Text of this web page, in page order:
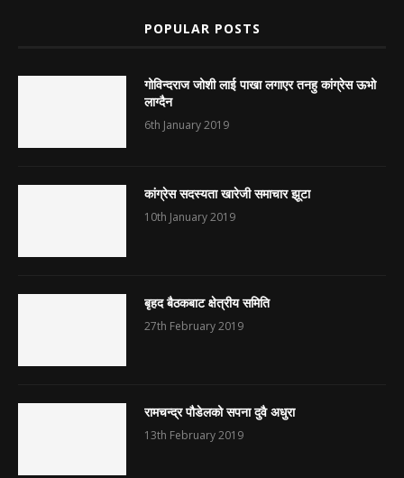
POPULAR POSTS
गोविन्दराज जोशी लाई पाखा लगाएर तनहु कांग्रेस ऊभो
लाग्दैन
6th January 2019
कांग्रेस सदस्यता खारेजी समाचार झूटा
10th January 2019
बृहद बैठकबाट क्षेत्रीय समिति
27th February 2019
रामचन्द्र पौडेलको सपना दुवै अधुरा
13th February 2019